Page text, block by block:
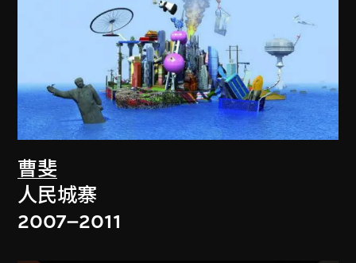
曹斐
人民城寨
2007–2011